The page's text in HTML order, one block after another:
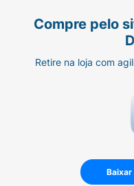
Compre pelo
Retire na loja com